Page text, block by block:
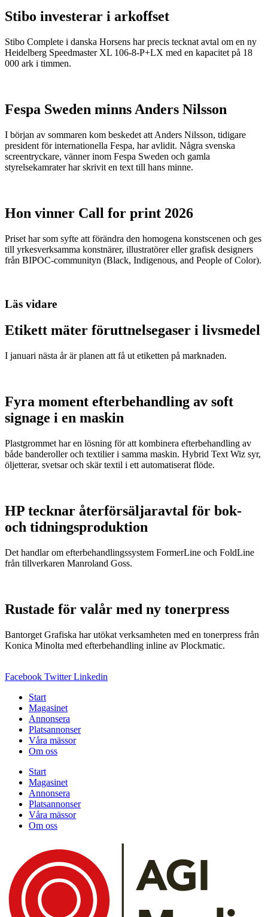
Stibo investerar i arkoffset
Stibo Complete i danska Horsens har precis tecknat avtal om en ny
Heidelberg Speedmaster XL 106-8-P+LX med en kapacitet på 18
000 ark i timmen.
Fespa Sweden minns Anders Nilsson
I början av sommaren kom beskedet att Anders Nilsson, tidigare
president för internationella Fespa, har avlidit. Några svenska
screentryckare, vänner inom Fespa Sweden och gamla
styrelsekamrater har skrivit en text till hans minne.
Hon vinner Call for print 2026
Priset har som syfte att förändra den homogena konstscenen och ges
till yrkesverksamma konstnärer, illustratörer eller grafisk designers
från BIPOC-communityn (Black, Indigenous, and People of Color).
Läs vidare
Etikett mäter föruttnelsegaser i livsmedel
I januari nästa år är planen att få ut etiketten på marknaden.
Fyra moment efterbehandling av soft
signage i en maskin
Plastgrommet har en lösning för att kombinera efterbehandling av
både banderoller och textilier i samma maskin. Hybrid Text Wiz syr,
öljetterar, svetsar och skär textil i ett automatiserat flöde.
HP tecknar återförsäljaravtal för bok-
och tidningsproduktion
Det handlar om efterbehandlingssystem FormerLine och FoldLine
från tillverkaren Manroland Goss.
Rustade för valår med ny tonerpress
Bantorget Grafiska har utökat verksamheten med en tonerpress från
Konica Minolta med efterbehandling inline av Plockmatic.
Facebook Twitter Linkedin
Start
Magasinet
Annonsera
Platsannonser
Våra mässor
Om oss
Start
Magasinet
Annonsera
Platsannonser
Våra mässor
Om oss